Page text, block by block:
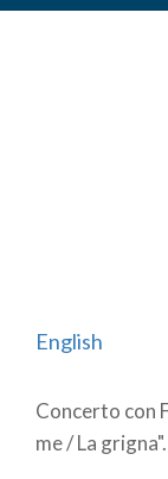
English
Concerto con
me / La grigna".